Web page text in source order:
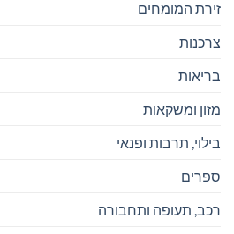
זירת המומחים
צרכנות
בריאות
מזון ומשקאות
בילוי, תרבות ופנאי
ספרים
רכב, תעופה ותחבורה